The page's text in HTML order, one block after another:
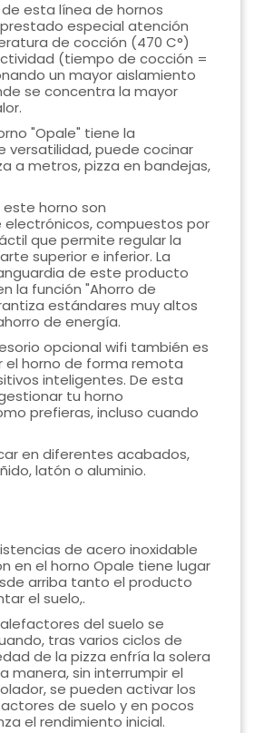
esta línea de hornos
especial atención
de cocción (470 C°)
(tiempo de cocción =
un mayor aislamiento
se concentra la mayor
"Opale" tiene la
versatilidad, puede cocinar
a metros, pizza en bandejas,
horno son
compuestos por
que permite regular la
superior e inferior. La
de este producto
la función "Ahorro de
estándares muy altos
de energía.
opcional wifi también es
el horno de forma remota
inteligentes. De esta
tu horno
prefieras, incluso cuando
en diferentes acabados,
latón o aluminio.
de acero inoxidable
en el horno Opale tiene lugar
arriba tanto el producto
el suelo,.
del suelo se
tras varios ciclos de
de la pizza enfría la solera
manera, sin interrumpir el
se pueden activar los
de suelo y en pocos
el rendimiento inicial.